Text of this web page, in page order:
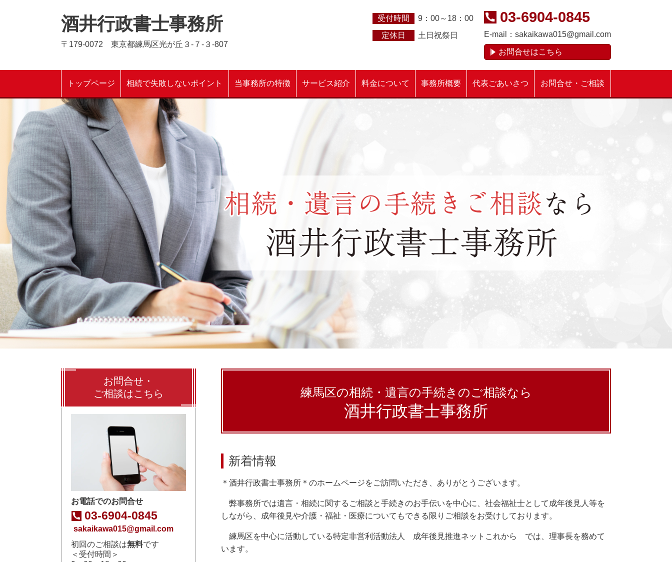
酒井行政書士事務所
〒179-0072 東京都練馬区光が丘３-７-３-807
受付時間 9：00～18：00
定休日 土日祝祭日
03-6904-0845
E-mail： sakaikawa015@gmail.com
お問合せはこちら
トップページ 相続で失敗しないポイント 当事務所の特徴 サービス紹介 料金について 事務所概要 代表ごあいさつ お問合せ・ご相談
練馬区の相続・遺言の手続きのご相談なら
酒井行政書士事務所
新着情報
＊酒井行政書士事務所＊のホームページをご訪問いただき、ありがとうございます。
弊事務所では遺言・相続に関するご相談と手続きのお手伝いを中心に、 社会福祉士として成年後見人等を
しながら、成年後見や介護・福祉・医療についてもできる限りご相談をお受けしております。
練馬区を中心に活動している特定非営利活動法人 成年後見推進ネットこれから では、理事長を務めて
います。
お問合せ・
ご相談はこちら
お電話でのお問合せ
03-6904-0845
sakaikawa015@gmail.com
初回のご相談は無料です
＜受付時間＞